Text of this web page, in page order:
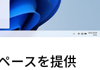
ースを提供